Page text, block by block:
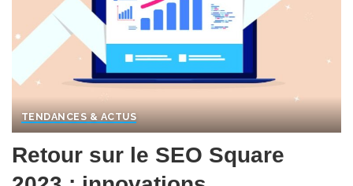
TENDANCES & ACTUS
Retour sur le SEO Square